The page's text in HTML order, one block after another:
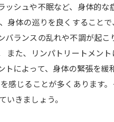
シュや不眠など、身体的
身体の巡りを良くすること
ランスの乱れや不調が起こ
また、リンパトリートメン
によって、身体の緊張を緩
感じることが多くあります
きましょう。